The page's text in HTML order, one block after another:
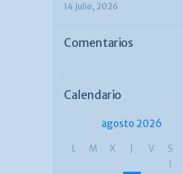
14 julio, 2026
Comentarios
Calendario
agosto 2026
L M X V S
1